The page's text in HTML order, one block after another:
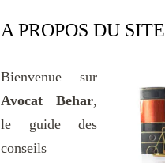
A PROPOS DU SITE
Bienvenue sur
Avocat Behar,
le guide des
conseils